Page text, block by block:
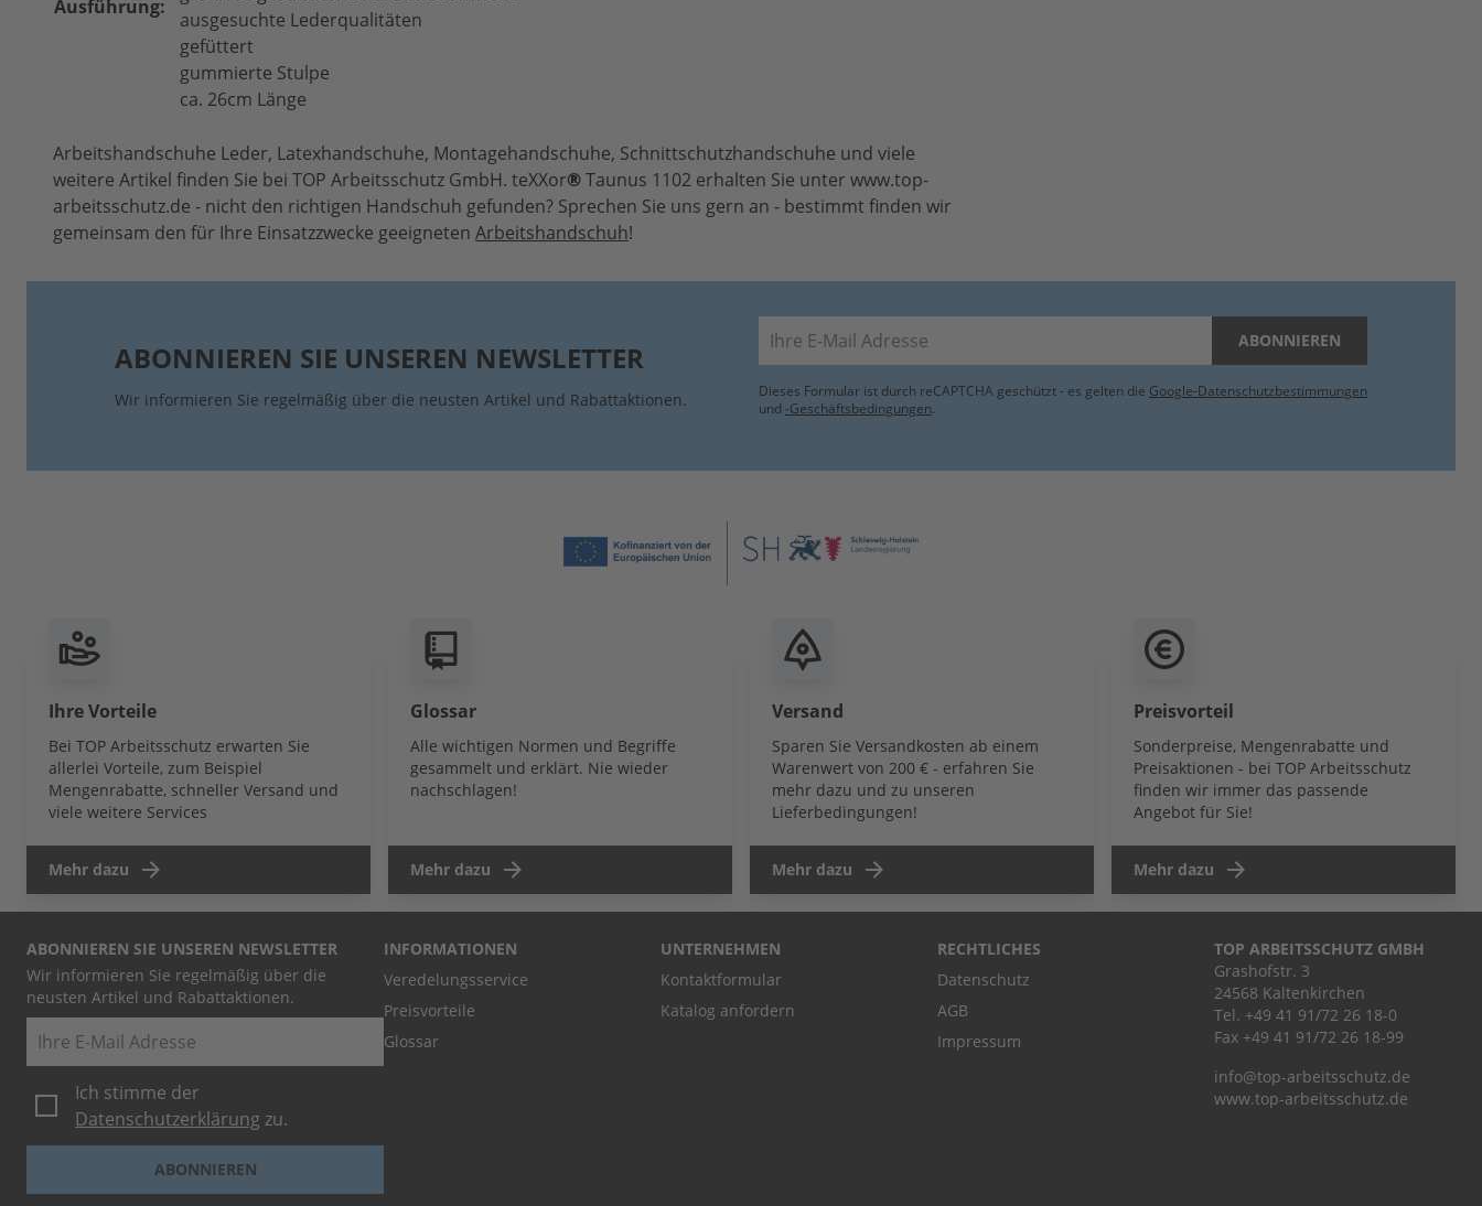
Ausführung:
ausgesuchte Lederqualitäten
gefüttert
gummierte Stulpe
ca. 26cm Länge
Arbeitshandschuhe Leder, Latexhandschuhe, Montagehandschuhe, Schnittschutzhandschuhe und viele
weitere Artikel finden Sie bei TOP Arbeitsschutz GmbH. teXXor®Taunus 1102 erhalten Sie unter www.top-
arbeitsschutz.de - nicht den richtigen Handschuh gefunden? Sprechen Sie uns gern an - bestimmt finden wir
gemeinsam den für Ihre Einsatzzwecke geeigneten Arbeitshandschuh!
ABONNIEREN SIE UNSEREN NEWSLETTER
Wir informieren Sie regelmäßig über die neusten Artikel und Rabattaktionen.
E-Mail ABONNIEREN
Dieses Formular ist durch reCAPTCHA geschützt - es gelten die Google-Datenschutzbestimmungen
und -Geschäftsbedingungen.
Ihre Vorteile
Bei TOP Arbeitsschutz erwarten Sie
allerlei Vorteile, zum Beispiel
Mengenrabatte, schneller Versand und
viele weitere Services
Mehr dazu
Glossar
Alle wichtigen Normen und Begriffe
gesammelt und erklärt. Nie wieder
nachschlagen!
Mehr dazu
Versand
Sparen Sie Versandkosten ab einem
Warenwert von 200 € - erfahren Sie
mehr dazu und zu unseren
Lieferbedingungen!
Mehr dazu
Preisvorteil
Sonderpreise, Mengenrabatte und
Preisaktionen - bei TOP Arbeitsschutz
finden wir immer das passende
Angebot für Sie!
Mehr dazu
ABONNIEREN SIE UNSEREN NEWSLETTER
Wir informieren Sie regelmäßig über die
neusten Artikel und Rabattaktionen.
E-Mail
Ich stimme der
Datenschutzerklärung zu.
ABONNIEREN
INFORMATIONEN
Veredelungsservice
Preisvorteile
Glossar
UNTERNEHMEN
Kontaktformular
Katalog anfordern
RECHTLICHES
Datenschutz
AGB
Impressum
TOP ARBEITSSCHUTZ GMBH
Grashofstr. 3
24568 Kaltenkirchen
Tel. +49 41 91/72 26 18-0
Fax +49 41 91/72 26 18-99
info@top-arbeitsschutz.de
www.top-arbeitsschutz.de